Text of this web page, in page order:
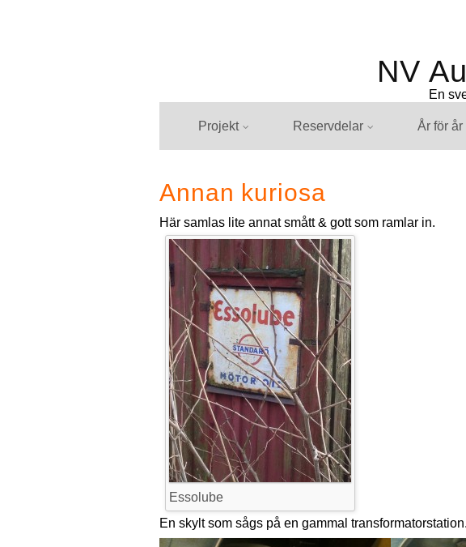
NV
En
Projekt Reservdelar År för år
Annan kuriosa
Här samlas lite annat smått & gott som ramlar in.
Essolube
En skylt som sågs på en gammal transformatorstation.